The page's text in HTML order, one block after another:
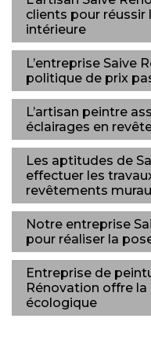
clients pour
intérieure
L’entreprise Saive
politique de prix
L’artisan peintre
éclairages en
Les aptitudes de
effectuer les
revêtements
Notre entreprise
pour réaliser la
Entreprise de
Rénovation offre
écologique